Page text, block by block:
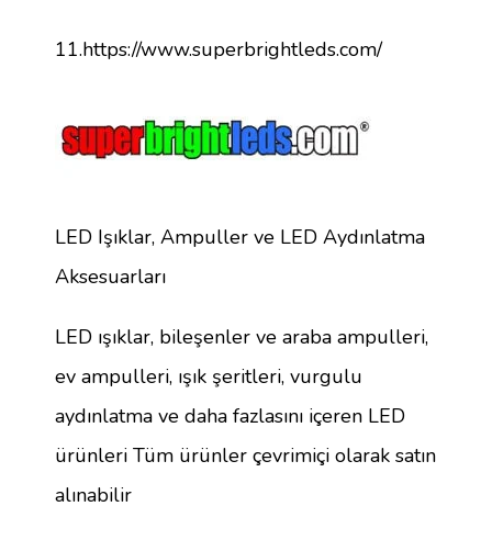
11.https://www.superbrightleds.com/
LED Işıklar, Ampuller ve LED Aydınlatma
Aksesuarları
LED ışıklar, bileşenler ve araba ampulleri,
ev ampulleri, ışık şeritleri, vurgulu
aydınlatma ve daha fazlasını içeren LED
ürünleri Tüm ürünler çevrimiçi olarak satın
alınabilir